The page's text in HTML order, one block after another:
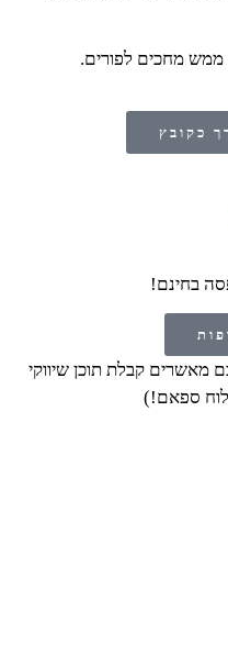
ממש מחכים לפורים.
כקובץ
בחינם!
מאשרים קבלת תוכן שיווקי
ספאם!)